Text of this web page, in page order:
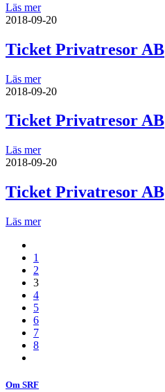
Läs mer
2018-09-20
Ticket Privatresor AB
Läs mer
2018-09-20
Ticket Privatresor AB
Läs mer
2018-09-20
Ticket Privatresor AB
Läs mer
1
2
3
4
5
6
7
8
Om SRF